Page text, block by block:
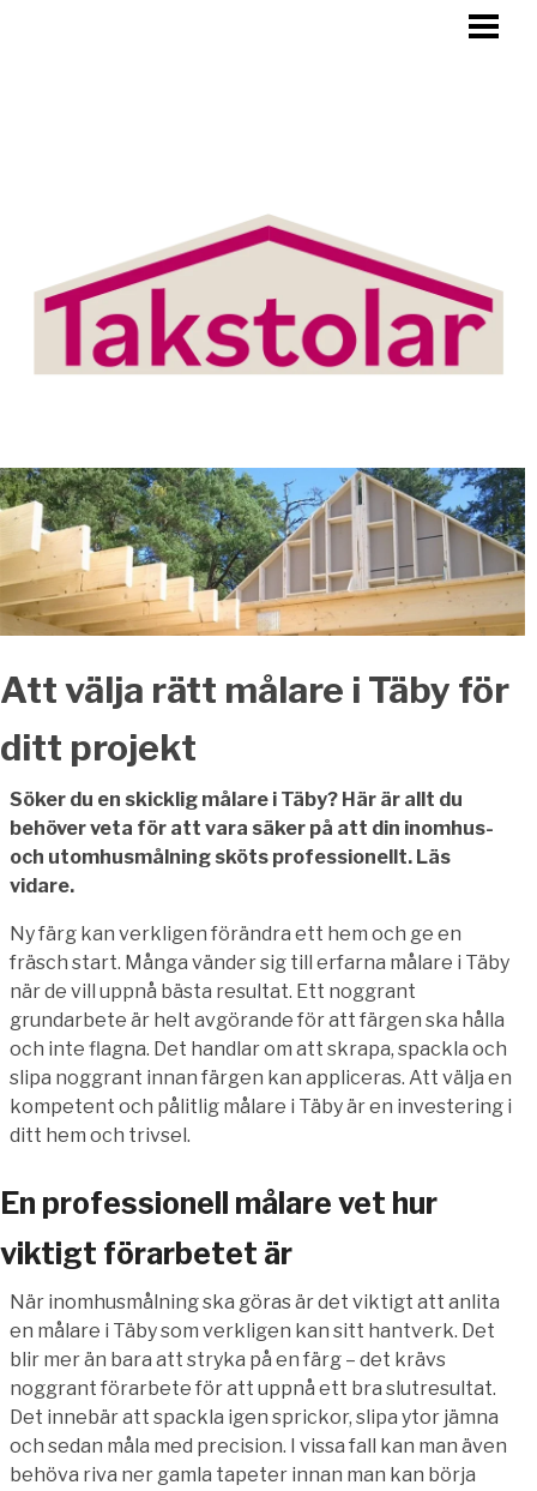
Att välja rätt målare i Täby för
ditt projekt
Söker du en skicklig målare i Täby? Här är allt du
behöver veta för att vara säker på att din inomhus-
och utomhusmålning sköts professionellt. Läs
vidare.
Ny färg kan verkligen förändra ett hem och ge en
fräsch start. Många vänder sig till erfarna målare i Täby
när de vill uppnå bästa resultat. Ett noggrant
grundarbete är helt avgörande för att färgen ska hålla
och inte flagna. Det handlar om att skrapa, spackla och
slipa noggrant innan färgen kan appliceras. Att välja en
kompetent och pålitlig målare i Täby är en investering i
ditt hem och trivsel.
En professionell målare vet hur
viktigt förarbetet är
När inomhusmålning ska göras är det viktigt att anlita
en målare i Täby som verkligen kan sitt hantverk. Det
blir mer än bara att stryka på en färg – det krävs
noggrant förarbete för att uppnå ett bra slutresultat.
Det innebär att spackla igen sprickor, slipa ytor jämna
och sedan måla med precision. I vissa fall kan man även
behöva riva ner gamla tapeter innan man kan börja